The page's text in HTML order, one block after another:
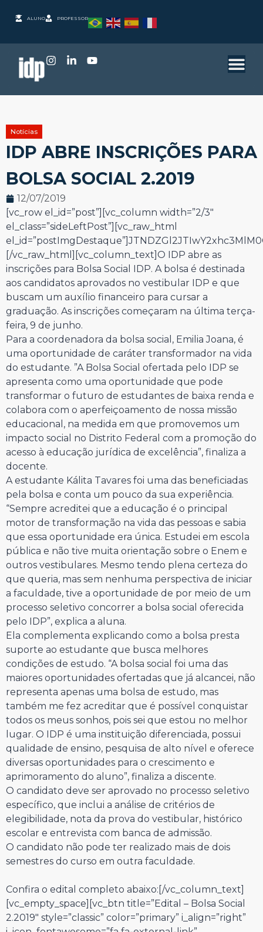
ALUNO PROFESSOR
Notícias
IDP ABRE INSCRIÇÕES PARA
BOLSA SOCIAL 2.2019
12/07/2019
[vc_row el_id=”post”][vc_column width=”2/3″
el_class=”sideLeftPost”][vc_raw_html
[/vc_raw_html][vc_column_text]O IDP abre as
inscrições para Bolsa Social IDP. A bolsa é destinada
aos candidatos aprovados no vestibular IDP e que
buscam um auxílio financeiro para cursar a
graduação. As inscrições começaram na última terça-
feira, 9 de junho.
Para a coordenadora da bolsa social, Emilia Joana, é
uma oportunidade de caráter transformador na vida
do estudante. ”A Bolsa Social ofertada pelo IDP se
apresenta como uma oportunidade que pode
transformar o futuro de estudantes de baixa renda e
colabora com o aperfeiçoamento de nossa missão
educacional, na medida em que promovemos um
impacto social no Distrito Federal com a promoção do
acesso à educação jurídica de excelência”, finaliza a
docente.
A estudante Kálita Tavares foi uma das beneficiadas
pela bolsa e conta um pouco da sua experiência.
“Sempre acreditei que a educação é o principal
motor de transformação na vida das pessoas e sabia
que essa oportunidade era única. Estudei em escola
pública e não tive muita orientação sobre o Enem e
outros vestibulares. Mesmo tendo plena certeza do
que queria, mas sem nenhuma perspectiva de iniciar
a faculdade, tive a oportunidade de por meio de um
processo seletivo concorrer a bolsa social oferecida
pelo IDP”, explica a aluna.
Ela complementa explicando como a bolsa presta
suporte ao estudante que busca melhores
condições de estudo. “A bolsa social foi uma das
maiores oportunidades ofertadas que já alcancei, não
representa apenas uma bolsa de estudo, mas
também me fez acreditar que é possível conquistar
todos os meus sonhos, pois sei que estou no melhor
lugar. O IDP é uma instituição diferenciada, possui
qualidade de ensino, pesquisa de alto nível e oferece
diversas oportunidades para o crescimento e
aprimoramento do aluno”, finaliza a discente.
O candidato deve ser aprovado no processo seletivo
específico, que inclui a análise de critérios de
elegibilidade, nota da prova do vestibular, histórico
escolar e entrevista com banca de admissão.
O candidato não pode ter realizado mais de dois
semestres do curso em outra faculdade.
Confira o edital completo abaixo:[/vc_column_text]
[vc_empty_space][vc_btn title=”Edital – Bolsa Social
2.2019″ style=”classic” color=”primary” i_align=”right”